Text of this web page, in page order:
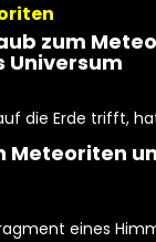
zum
Universum
die Erde trifft,
Meteoriten
eines